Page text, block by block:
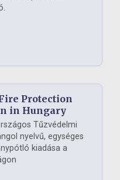
Protection
in Hungary
Tűzvédelmi
nyelvű, egységes
kiadása a